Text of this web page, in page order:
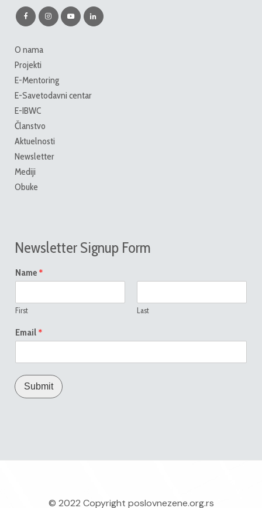
O nama
Projekti
E-Mentoring
E-Savetodavni centar
E-IBWC
Članstvo
Aktuelnosti
Newsletter
Mediji
Obuke
Newsletter Signup Form
Name *
First Last
Email *
Submit
© 2022 Copyright poslovnezene.org.rs